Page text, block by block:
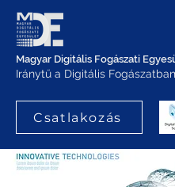
Magyar Digitális Fogászati
Iránytű a Digitális Fogászatban
Csatlakozás